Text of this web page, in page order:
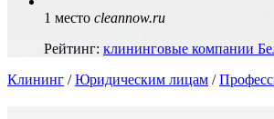
1 место cleannow.ru
Рейтинг: клининговые компании
Клининг /Юридическим лицам /